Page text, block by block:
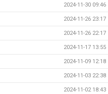
2024-11-30 09:46
2024-11-26 23:17
2024-11-26 22:17
2024-11-17 13:55
2024-11-09 12:18
2024-11-03 22:38
2024-11-02 18:43